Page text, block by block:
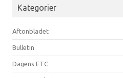
Kategorier
Aftonbladet
Bulletin
Dagens ETC